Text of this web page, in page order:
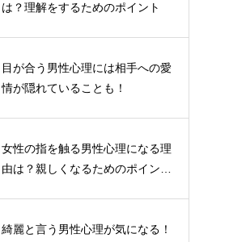
は？理解をするためのポイント
目が合う男性心理には相手への愛
情が隠れていることも！
女性の指を触る男性心理になる理
由は？親しくなるためのポイント
綺麗と言う男性心理が気になる！